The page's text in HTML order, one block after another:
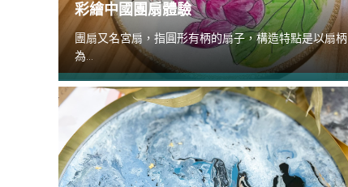
彩繪中國團扇體驗
團扇又名宮扇，指圓形有柄的扇子，構造特點是以扇柄
為...